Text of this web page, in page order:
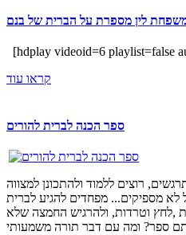
לין מספרת על הברית של בנם
[hdplay videoid=6 playlist=false
קראו עוד
ספר הכנה לברית להורים
רוצים ללמוד ולהתכונן למצווה
מספיקים... מפחדים להגיע לברית
,לחץ וטרדות, ולהרגיש החמצה שלא